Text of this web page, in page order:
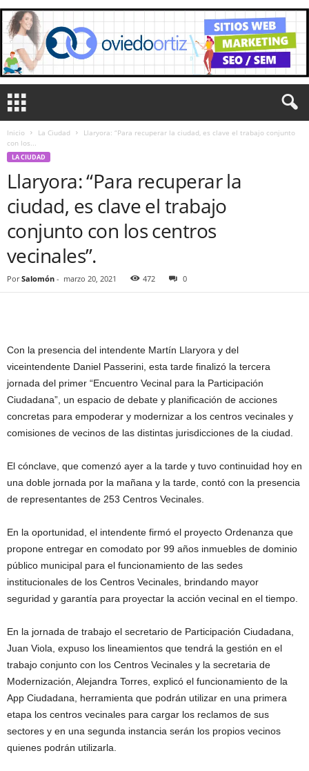
Inicio La Ciudad
Llaryora: “Para recuperar la ciudad, es clave el trabajo conjunto
con los...
LA CIUDAD
Llaryora: “Para recuperar la
ciudad, es clave el trabajo
conjunto con los centros
vecinales”.
Por Salomón - marzo 20, 2021 472 0
Con la presencia del intendente Martín Llaryora y del
viceintendente Daniel Passerini, esta tarde finalizó la tercera
jornada del primer “Encuentro Vecinal para la Participación
Ciudadana”, un espacio de debate y planificación de acciones
concretas para empoderar y modernizar a los centros vecinales y
comisiones de vecinos de las distintas jurisdicciones de la ciudad.
El cónclave, que comenzó ayer a la tarde y tuvo continuidad hoy en
una doble jornada por la mañana y la tarde, contó con la presencia
de representantes de 253 Centros Vecinales.
En la oportunidad, el intendente firmó el proyecto Ordenanza que
propone entregar en comodato por 99 años inmuebles de dominio
público municipal para el funcionamiento de las sedes
institucionales de los Centros Vecinales, brindando mayor
seguridad y garantía para proyectar la acción vecinal en el tiempo.
En la jornada de trabajo el secretario de Participación Ciudadana,
Juan Viola, expuso los lineamientos que tendrá la gestión en el
trabajo conjunto con los Centros Vecinales y la secretaria de
Modernización, Alejandra Torres, explicó el funcionamiento de la
App Ciudadana, herramienta que podrán utilizar en una primera
etapa los centros vecinales para cargar los reclamos de sus
sectores y en una segunda instancia serán los propios vecinos
quienes podrán utilizarla.